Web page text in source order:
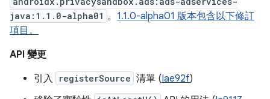
java:1.1.0-alpha01 。 1.1.0-alpha01 版本包含以下修訂
項目。
API 變更
引入
registerSource 清單 (Iae92f)